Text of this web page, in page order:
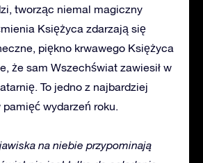
tworząc niemal magiczny
Księżyca zdarzają się
piękno krwawego Księżyca
że sam Wszechświat zawiesił w
To jedno z najbardziej
wydarzeń roku.
na niebie przypominają